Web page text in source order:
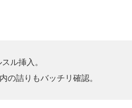
ル挿入。
の詰りもバッチリ確認。